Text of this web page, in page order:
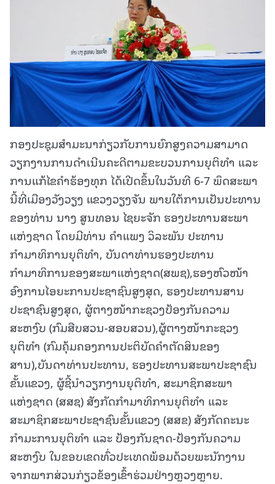
ກອງປະຊຸມສຳມະນາກ່ຽວກັບການຍົກສູງຄວາມສາມາດ
ວຽກງານການດຳເນີນຄະດີຕາມຂະບວນການຍຸຕິທຳ ແລະ
ການແກ້ໄຂຄຳຮ້ອງທຸກ ໄດ້ເປີດຂຶ້ນໃນວັນທີ 6-7 ພຶດສະພາ
ນີ້ທີ່ເມືອງວັງວຽງ ແຂວງວຽງຈັນ ພາຍໃຕ້ການເປັນປະທານ
ຂອງທ່ານ ນາງ ສູນທອນ ໄຊຍະຈັກ ຮອງປະທານສະພາ
ແຫ່ງຊາດ ໂດຍມີທ່ານ ຄຳແພງ ວິລະພັນ ປະທານ
ກຳມາທິການຍຸຕິທຳ, ບັນດາທ່ານຮອງປະທານ
ກຳມາທິການຂອງສະພາແຫ່ງຊາດ(ສພຊ),ຮອງຫົວໜ້າ
ອົງການໄອຍະການປະຊາຊົນສູງສຸດ, ຮອງປະທານສານ
ປະຊາຊົນສູງສຸດ, ຜູ້ຕາງໜ້າກະຊວງປ້ອງກັນຄວາມ
ສະຫງົບ (ກົມສືບສວນ-ສອບສວນ),ຜູ້ຕາງໜ້າກະຊວງ
ຍຸຕິທຳ (ກົມຄຸ້ມຄອງການປະຕິບັດຄຳຕັດສິນຂອງ
ສານ),ບັນດາທ່ານປະທານ, ຮອງປະທານສະພາປະຊາຊົນ
ຂັ້ນແຂວງ, ຜູ້ຊີ້ນຳວຽກງານຍຸຕິທຳ, ສະມາຊິກສະພາ
ແຫ່ງຊາດ (ສສຊ) ສັງກັດກຳມາທິການຍຸຕິທຳ ແລະ
ສະມາຊິກສະພາປະຊາຊົນຂັ້ນແຂວງ (ສສຂ) ສັງກັດຄະນະ
ກຳມະການຍຸຕິທຳ ແລະ ປ້ອງກັນຊາດ-ປ້ອງກັນຄວາມ
ສະຫງົບ ໃນຂອບເຂດທົ່ວປະເທດພ້ອມດ້ວຍພະນັກງານ
ຈາກພາກສ່ວນກ່ຽວຂ້ອງເຂົ້າຮ່ວມຢ່າງຫຼວງຫຼາຍ.